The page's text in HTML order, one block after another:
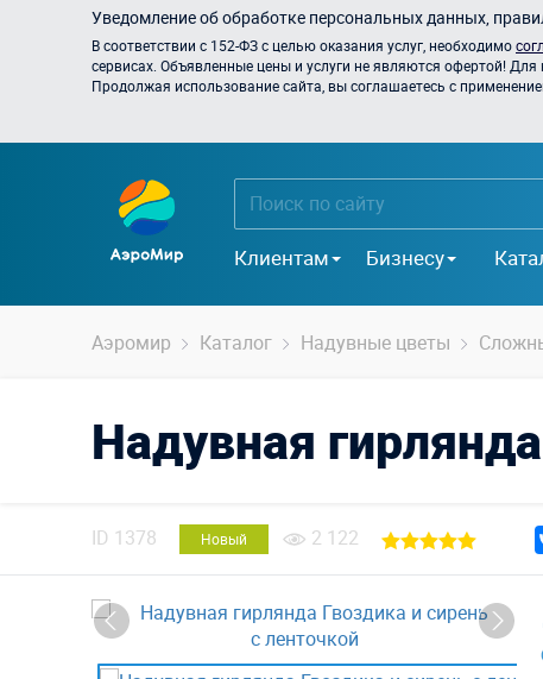
Уведомление об обработке персональных данных,
В соответствии с 152-ФЗ с целью оказания услуг, необходимо
сервисах. Объявленные цены и услуги не являются офертой!
Продолжая использование сайта, вы соглашаетесь с
Клиентам Бизнесу
Аэромир Каталог Надувные цветы
Надувная
ID 1378 Новый 2 122